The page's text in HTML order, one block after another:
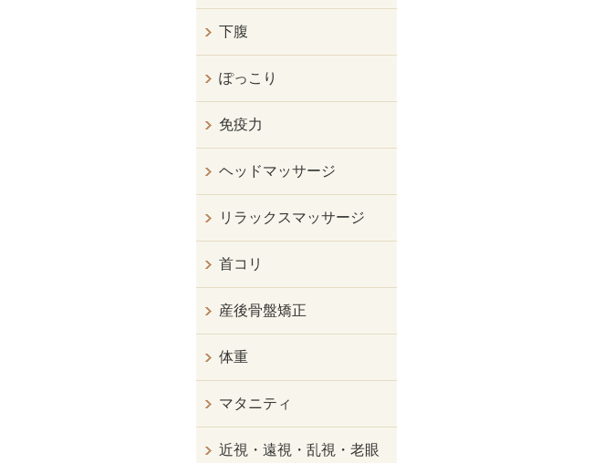
下腹
ぽっこり
免疫力
ヘッドマッサージ
リラックスマッサージ
首コリ
産後骨盤矯正
体重
マタニティ
近視・遠視・乱視・老眼